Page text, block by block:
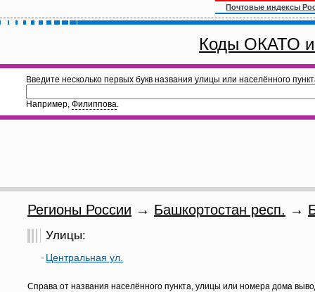
Почтовые индексы
Коды ОКАТО
Введите несколько первых букв названия улицы или населённого
Например, Филиппова.
Регионы России → Башкортостан респ. →
Улицы:
Центральная ул.
Справа от названия населённого пункта, улицы или номера дома